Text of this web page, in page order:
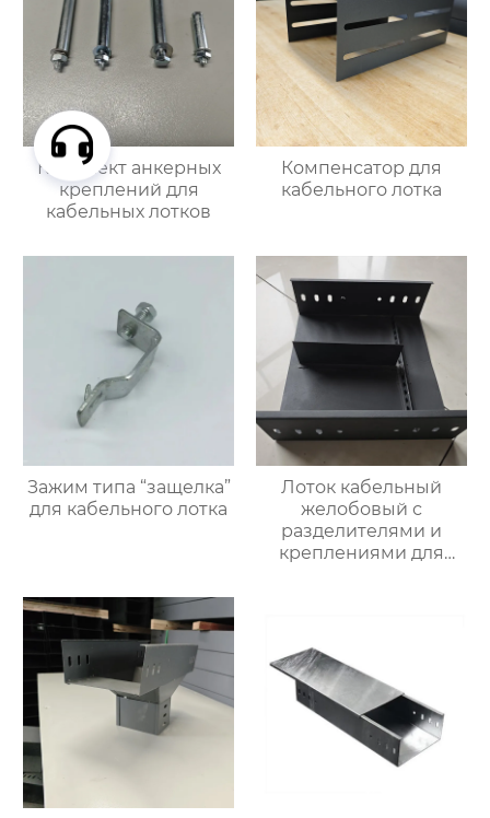
Комплект анкерных
креплений для
кабельных лотков
Компенсатор для
кабельного лотка
Зажим типа “защелка”
для кабельного лотка
Лоток кабельный
желобовый с
разделителями и
креплениями для